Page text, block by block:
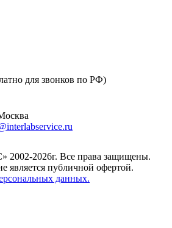
для звонков по РФ)
2026г. Все права защищены.
является публичной офертой.
данных.